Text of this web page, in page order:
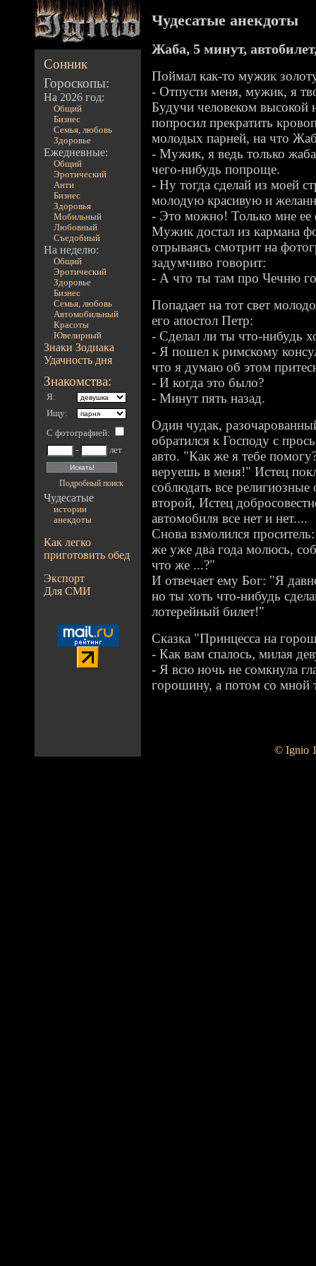
Сонник
Гороскопы:
На 2026 год:
Общий
Бизнес
Семья, любовь
Здоровье
Ежедневные:
Общий
Эротический
Анти
Бизнес
Здоровья
Мобильный
Любовный
Съедобный
На неделю:
Общий
Эротический
Здоровье
Бизнес
Семья, любовь
Автомобильный
Красоты
Ювелирный
Знаки Зодиака
Удачность дня
Знакомства:
Я:
Ищу:
С фотографией:
-
лет
Подробный поиск
Чудесатые
истории
анекдоты
Как легко
приготовить обед
Экспорт
Для СМИ
Чудесатые анекдоты
Жаба, 5 минут,
Поймал как-то мужик
- Отпусти меня, мужик, я
Будучи человеком высокой
попросил прекратить
молодых парней, на что
- Мужик, я ведь только
чего-нибудь попроще.
- Ну тогда сделай из моей
молодую красивую и
- Это можно! Только мне ее
Мужик достал из кармана
отрываясь смотрит на
задумчиво говорит:
- А что ты там про Чечню
Попадает на тот свет
его апостол Петр:
- Сделал ли ты что-нибудь
- Я пошел к римскому
что я думаю об этом
- И когда это было?
- Минут пять назад.
Один чудак,
обратился к Господу с
авто. "Как же я тебе
веруешь в меня!" Истец
соблюдать все
второй, Истец
автомобиля все нет и нет....
Снова взмолился
же уже два года молюсь,
что же ...?"
И отвечает ему Бог: "Я
но ты хоть что-нибудь
лотерейный билет!"
Сказка "Принцесса на
- Как вам спалось, милая
- Я всю ночь не сомкнула
горошину, а потом со мной
© Ignio